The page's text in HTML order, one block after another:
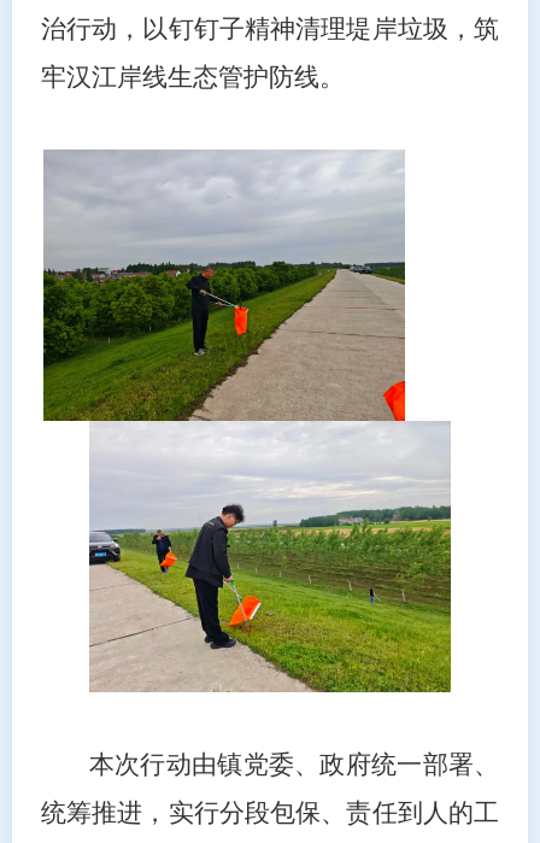
治行动，以钉钉子精神清理堤岸垃圾，筑
牢汉江岸线生态管护防线。
本次行动由镇党委、政府统一部署、
统筹推进，实行分段包保、责任到人的工